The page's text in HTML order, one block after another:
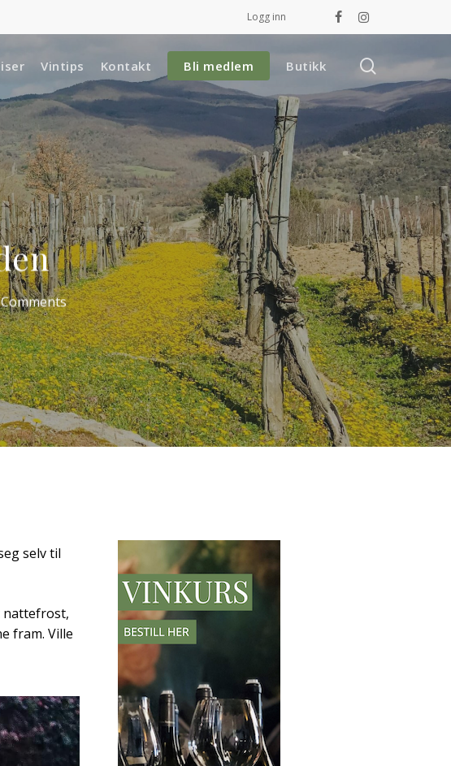
facebookinstagram
Logg inn
Vintips Kontakt Bli medlem Butikk search
selv til
nattefrost,
fram. Ville